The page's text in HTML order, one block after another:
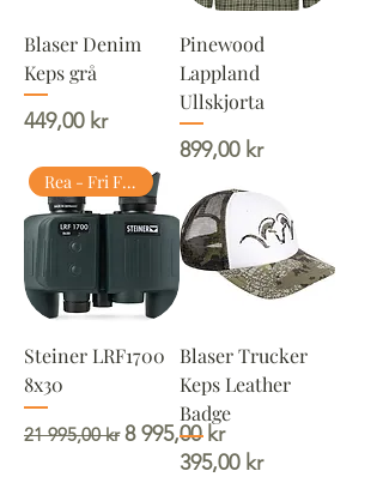
Blaser Denim
Keps grå
Pris
449,00 kr
Pinewood
Lappland
Ullskjorta
Pris
899,00 kr
Rea - Fri FRAKT
Steiner LRF1700
8x30
Ordinarie pris
21 995,00 kr Reapris
8 995,00 kr
Blaser Trucker
Keps Leather
Badge
Pris
395,00 kr